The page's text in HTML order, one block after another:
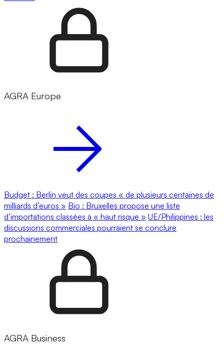
AGRA Europe
Budget : Berlin veut des coupes « de plusieurs centaines de
milliards d’euros » Bio : Bruxelles propose une liste
d’importations classées à « haut risque » UE/Philippines : les
discussions commerciales pourraient se conclure
prochainement
AGRA Business